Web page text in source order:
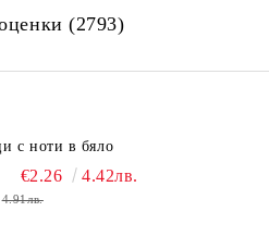
(2793)
с ноти в бяло
€2.26 4.42лв.
4.91лв.